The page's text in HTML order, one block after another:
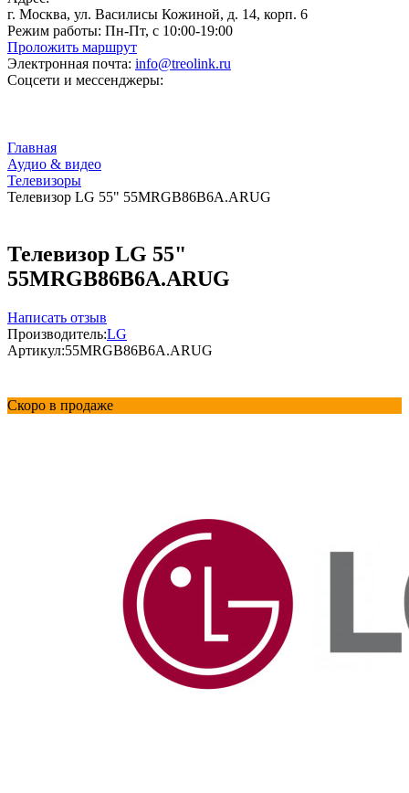
г. Москва, ул. Василисы Кожиной, д. 14, корп. 6
Режим работы: Пн-Пт, с 10:00-19:00
Проложить маршрут
Электронная почта: info@treolink.ru
Соцсети и мессенджеры:
Главная
Аудио & видео
Телевизоры
Телевизор LG 55" 55MRGB86B6A.ARUG
Телевизор LG 55"
55MRGB86B6A.ARUG
Написать отзыв
Производитель:LG
Артикул:55MRGB86B6A.ARUG
Скоро в продаже